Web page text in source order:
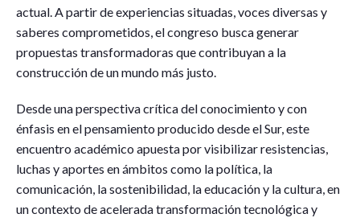
actual. A partir de experiencias situadas, voces diversas y
saberes comprometidos, el congreso busca generar
propuestas transformadoras que contribuyan a la
construcción de un mundo más justo.
Desde una perspectiva crítica del conocimiento y con
énfasis en el pensamiento producido desde el Sur, este
encuentro académico apuesta por visibilizar resistencias,
luchas y aportes en ámbitos como la política, la
comunicación, la sostenibilidad, la educación y la cultura, en
un contexto de acelerada transformación tecnológica y